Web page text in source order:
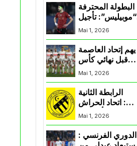
البطولة المحترفة
“موبيليس”: تأجيل
مباراة إتحاد
العاصمة وأتلتيك
بارادو
Mai 1, 2026
يهم إتحاد العاصمة
قبل نهائي كأس
اكاف : الزمالك
يسقط بثلاثية أمام
Mai 1, 2026
الرابطة الثانية
: اتحاد الحراش
يحسم التأهل إلى
“البلاي أوف”
Mai 1, 2026
الدوري الفرنسي :